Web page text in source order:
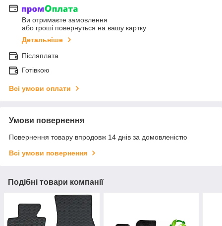
Ви отримаєте замовлення
або гроші повернуться на вашу картку
Детальніше
Післяплата
Готівкою
Всі умови оплати
Умови повернення
Повернення товару впродовж 14 днів за домовленістю
Всі умови повернення
Подібні товари компанії